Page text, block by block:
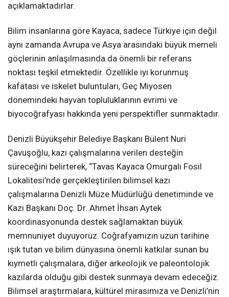
açıklamaktadırlar.
Bilim insanlarına göre Kayaca, sadece Türkiye için değil
aynı zamanda Avrupa ve Asya arasındaki büyük memeli
göçlerinin anlaşılmasında da önemli bir referans
noktası teşkil etmektedir. Özellikle iyi korunmuş
kafatası ve iskelet buluntuları, Geç Miyosen
dönemindeki hayvan topluluklarının evrimi ve
biyocoğrafyası hakkında yeni perspektifler sunmaktadır.
Denizli Büyükşehir Belediye Başkanı Bülent Nuri
Çavuşoğlu, kazı çalışmalarına verilen desteğin
süreceğini belirterek, “Tavas Kayaca Omurgalı Fosil
Lokalitesi’nde gerçekleştirilen bilimsel kazı
çalışmalarına Denizli Müze Müdürlüğü denetiminde ve
Kazı Başkanı Doç. Dr. Ahmet İhsan Aytek
koordinasyonunda destek sağlamaktan büyük
memnuniyet duyuyoruz. Coğrafyamızın uzun tarihine
ışık tutan ve bilim dünyasına önemli katkılar sunan bu
kıymetli çalışmalara, diğer arkeolojik ve paleontolojik
kazılarda olduğu gibi destek sunmaya devam edeceğiz.
Bilimsel araştırmalara, kültürel mirasımıza ve Denizli’nin